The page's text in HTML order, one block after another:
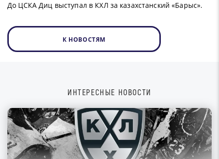
До ЦСКА Диц выступал в КХЛ за казахстанский «Барыс».
К НОВОСТЯМ
ИНТЕРЕСНЫЕ НОВОСТИ